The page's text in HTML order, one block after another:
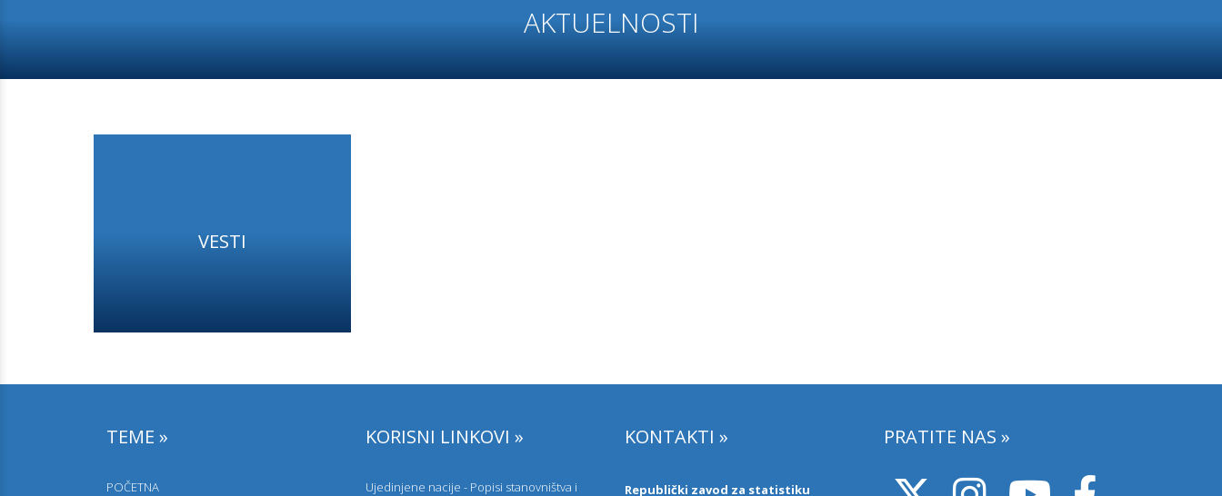
AKTUELNOSTI
VESTI
TEME »
POČETNA
KORISNI LINKOVI »
Ujedinjene nacije - Popisi stanovništva i
KONTAKTI »
Republički zavod za statistiku
PRATITE NAS »